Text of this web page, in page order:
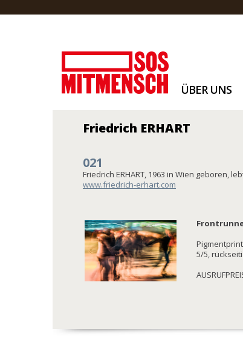
ÜBER UNS
Friedrich ERHART
021
Friedrich ERHART, 1963 in Wien geboren,
www.friedrich-erhart.com
5/5,